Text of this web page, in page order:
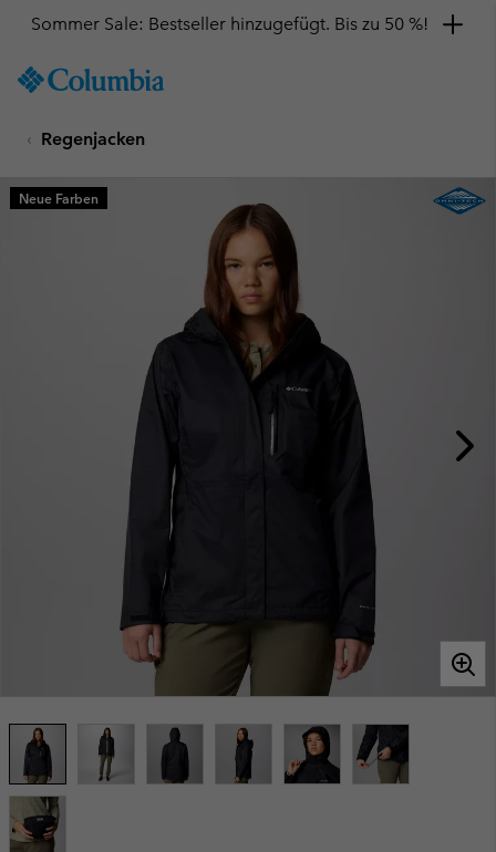
TO
SKIP
MAIN
NAV
Sommer Sale: Bestseller hinzugefügt. Bis zu 50 %!
Regenjacken
Neue Farben